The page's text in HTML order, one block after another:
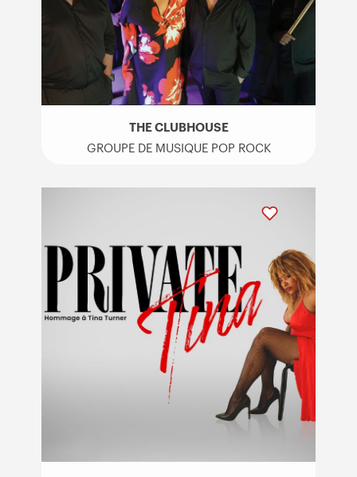
THE CLUBHOUSE
GROUPE DE MUSIQUE POP ROCK